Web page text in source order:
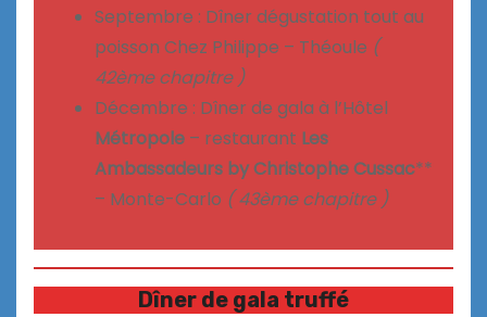
Septembre : Dîner dégustation tout au
poisson Chez Philippe – Théoule (
42ème chapitre )
Décembre : Dîner de gala à l’Hôtel
Métropole – restaurant Les
Ambassadeurs by Christophe Cussac**
– Monte-Carlo ( 43ème chapitre )
Dîner de gala truffé